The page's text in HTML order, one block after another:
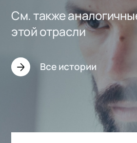
См. также
этой отрасли
Все истории